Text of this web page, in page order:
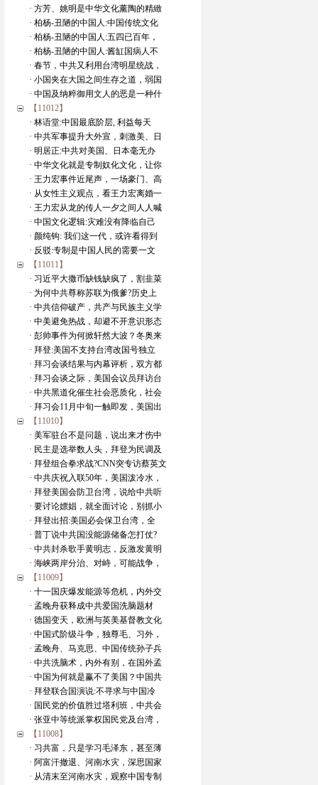
· 方芳、姚明是中华文化薰陶的精緻
· 柏杨-丑陋的中国人:中国传统文化
· 柏杨-丑陋的中国人:五四已百年，
· 柏杨-丑陋的中国人:酱缸国病人不
· 春节，中共又利用台湾明星统战，
· 小国夹在大国之间生存之道，弱国
· 中国及纳粹御用文人的恶是一种什
【11012】
· 林语堂:中国最底阶层, 利益每天
· 中共军事提升大外宣，刺激美、日
· 明居正:中共对美国、日本毫无办
· 中华文化就是专制奴化文化，让你
· 王力宏事件近尾声，一场豪门、高
· 从女性主义观点，看王力宏离婚一
· 王力宏从龙的传人一夕之间人人喊
· 中国文化逻辑:灾难没有降临自己
· 颜纯钩: 我们这一代，或许看得到
· 反驳:专制是中国人民的需要一文
【11011】
· 习近平大撒币缺钱缺疯了，割韭菜
· 为何中共尊称苏联为俄爹?历史上
· 中共信仰破产，共产与民族主义学
· 中美避免热战，却避不开意识形态
· 彭帅事件为何掀轩然大波？冬奥来
· 拜登:美国不支持台湾改国号独立
· 拜习会谈结果与内幕评析，双方都
· 拜习会谈之际，美国会议员拜访台
· 中共黑道化催生社会恶质化，社会
· 拜习会11月中旬一触即发，美国出
【11010】
· 美军驻台不是问题，说出来才伤中
· 民主是选举数人头，拜登为民调及
· 拜登组合拳求战?CNN突专访蔡英文
· 中共庆祝入联50年，美国泼冷水，
· 拜登美国会防卫台湾，说给中共听
· 要讨论嫖娼，就全面讨论，别抓小
· 拜登出招:美国必会保卫台湾，全
· 普丁说中共国没能源储备怎打仗?
· 中共封杀歌手黄明志，反激发黄明
· 海峡两岸分治、对峙，可能战争，
【11009】
· 十一国庆爆发能源等危机，内外交
· 孟晚舟获释成中共爱国洗脑题材
· 德国变天，欧洲与英美基督教文化
· 中国式阶级斗争，独尊毛、习外，
· 孟晚舟、马克思、中国传统孙子兵
· 中共洗脑术，内外有别，在国外孟
· 中国为何就是赢不了美国？中国共
· 拜登联合国演说:不寻求与中国冷
· 国民党的价值胜过塔利班，中共会
· 张亚中等统派掌权国民党及台湾，
【11008】
· 习共富，只是学习毛泽东，甚至薄
· 阿富汗撤退、河南水灾，深思国家
· 从清末至河南水灾，观察中国专制